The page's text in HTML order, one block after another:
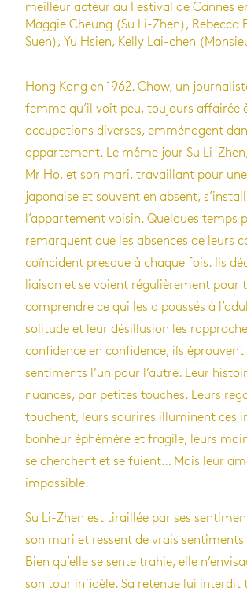
meilleur acteur au Festival de Cannes
Maggie Cheung (Su Li-Zhen), Rebecca
Suen), Yu Hsien, Kelly Lai-chen
Hong Kong en 1962. Chow, un
femme qu’il voit peu, toujours affairée
occupations diverses, emménagent
appartement. Le même jour Su Li-
Mr Ho, et son mari, travaillant pour
japonaise et souvent en absent,
l’appartement voisin. Quelques temps
remarquent que les absences de leurs
coïncident presque à chaque fois. Ils
liaison et se voient régulièrement pour
comprendre ce qui les a poussés à
solitude et leur désillusion les
confidence en confidence, ils éprouvent
sentiments l’un pour l’autre. Leur
nuances, par petites touches. Leurs
touchent, leurs sourires illuminent ces
bonheur éphémère et fragile, leurs
se cherchent et se fuient… Mais leur
impossible.
Su Li-Zhen est tiraillée par ses
son mari et ressent de vrais sentiments
Bien qu’elle se sente trahie, elle
son tour infidèle. Sa retenue lui interdit